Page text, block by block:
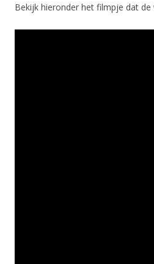
Bekijk hieronder het filmpje dat de